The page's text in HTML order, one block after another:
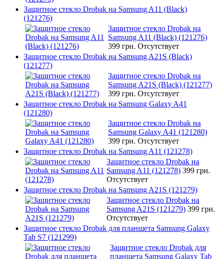
Защитное стекло Drobak на Samsung A11 (Black)
(121276)
Защитное стекло Drobak на
Samsung A11 (Black) (121276)
399 грн. Отсутствует
Защитное стекло Drobak на Samsung A21S (Black)
(121277)
Защитное стекло Drobak на
Samsung A21S (Black) (121277)
399 грн. Отсутствует
Защитное стекло Drobak на Samsung Galaxy A41
(121280)
Защитное стекло Drobak на
Samsung Galaxy A41 (121280)
399 грн. Отсутствует
Защитное стекло Drobak на Samsung A11 (121278)
Защитное стекло Drobak на
Samsung A11 (121278) 399 грн.
Отсутствует
Защитное стекло Drobak на Samsung A21S (121279)
Защитное стекло Drobak на
Samsung A21S (121279) 399 грн.
Отсутствует
Защитное стекло Drobak для планшета Samsung Galaxy
Tab S7 (121299)
Защитное стекло Drobak для
планшета Samsung Galaxy Tab